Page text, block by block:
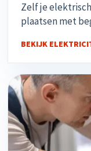
Zelf je
plaatsen met
BEKIJK